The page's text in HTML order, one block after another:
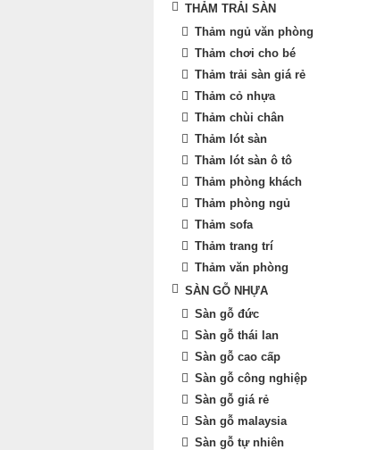
THẢM TRẢI SÀN
Thảm ngủ văn phòng
Thảm chơi cho bé
Thảm trải sàn giá rẻ
Thảm cỏ nhựa
Thảm chùi chân
Thảm lót sàn
Thảm lót sàn ô tô
Thảm phòng khách
Thảm phòng ngủ
Thảm sofa
Thảm trang trí
Thảm văn phòng
SÀN GỖ NHỰA
Sàn gỗ đức
Sàn gỗ thái lan
Sàn gỗ cao cấp
Sàn gỗ công nghiệp
Sàn gỗ giá rẻ
Sàn gỗ malaysia
Sàn gỗ tự nhiên